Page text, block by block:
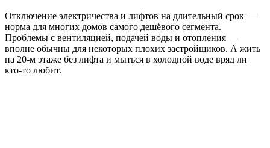
Отключение электричества и лифтов на длительный срок —
норма для многих домов самого дешёвого сегмента.
Проблемы с вентиляцией, подачей воды и отопления —
вполне обычны для некоторых плохих застройщиков. А жить
на 20-м этаже без лифта и мыться в холодной воде вряд ли
кто-то любит.